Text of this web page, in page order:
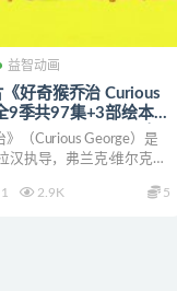
益智动画
好奇猴乔治 Curious
9季共97集+3部绘本
MKV/68.9G 动画
下载
》（Curious George）是
汉执导，弗兰克·维尔克、
2.9K 5